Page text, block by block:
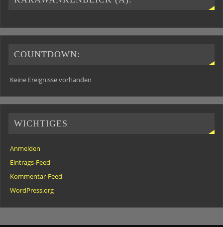
COUNTDOWN:
Keine Ereignisse vorhanden
WICHTIGES
Anmelden
Eintrags-Feed
Kommentar-Feed
WordPress.org